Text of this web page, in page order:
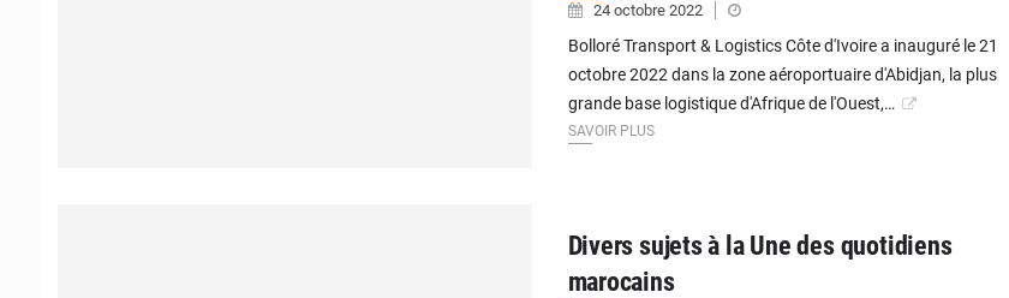
24 octobre 2022
Bolloré Transport & Logistics Côte d'Ivoire a inauguré le 21
octobre 2022 dans la zone aéroportuaire d'Abidjan, la plus
grande base logistique d'Afrique de l'Ouest,…
SAVOIR PLUS
Divers sujets à la Une des quotidiens
marocains